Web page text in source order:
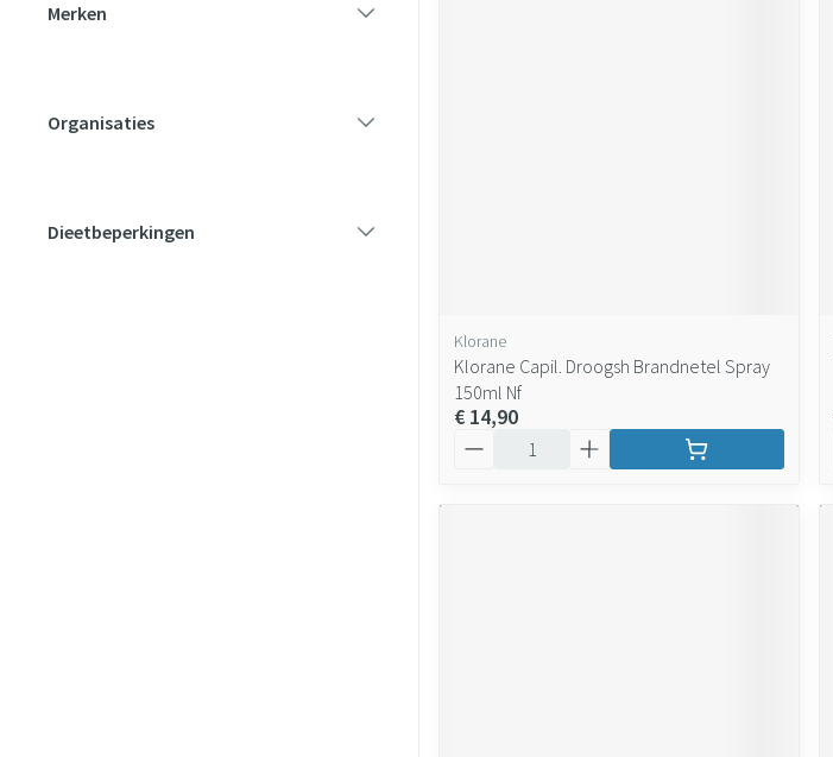
Merken
Organisaties
Dieetbeperkingen
Klorane
Klorane Capil. Droogsh Brandnetel Spray
150ml Nf
€ 14,90